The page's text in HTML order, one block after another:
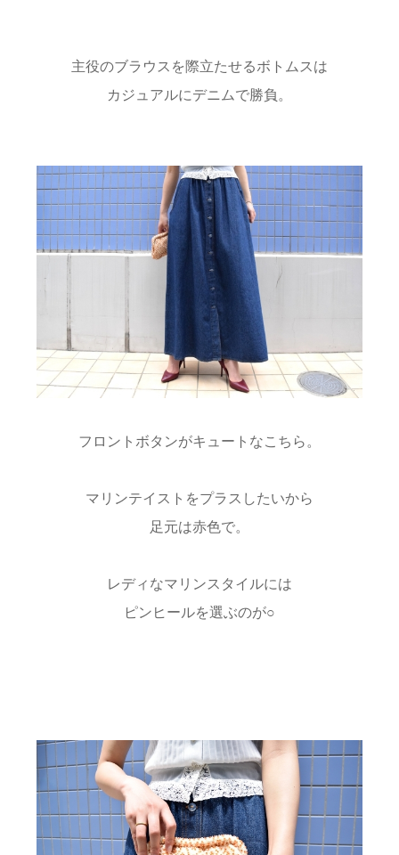
主役のブラウスを際立たせるボトムスは
カジュアルにデニムで勝負。
フロントボタンがキュートなこちら。
マリンテイストをプラスしたいから
足元は赤色で。
レディなマリンスタイルには
ピンヒールを選ぶのが○